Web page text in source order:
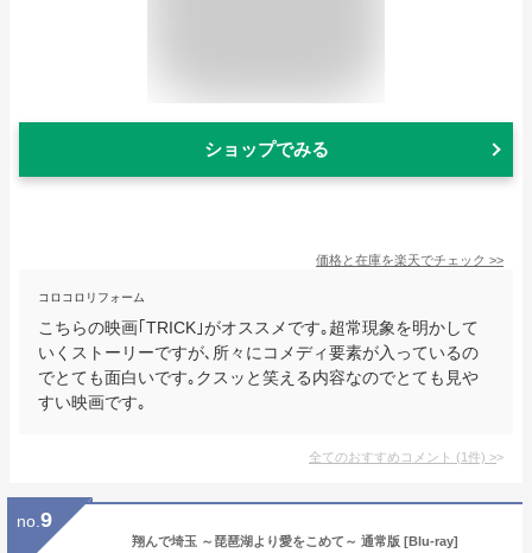
ショップでみる
価格と在庫を楽天でチェック >>
コロコロリフォーム
こちらの映画｢TRICK｣がオススメです｡超常現象を明かして
いくストーリーですが､所々にコメディ要素が入っているの
でとても面白いです｡クスッと笑える内容なのでとても見や
すい映画です｡
全てのおすすめコメント (1件) >
no. 9
翔んで埼玉 ～琵琶湖より愛をこめて～ 通常版 [Blu-ray]